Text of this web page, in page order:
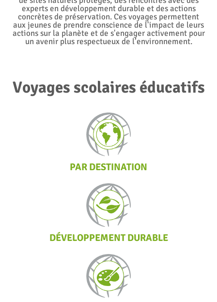
experts en développement durable et des actions
concrètes de préservation. Ces voyages permettent
aux jeunes de prendre conscience de l'impact de leurs
actions sur la planète et de s'engager activement pour
un avenir plus respectueux de l’environnement.
Voyages scolaires éducatifs
PAR DESTINATION
DÉVELOPPEMENT DURABLE